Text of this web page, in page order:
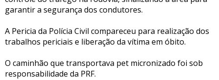
garantir a segurança dos condutores.
A Pericia da Polícia Civil compareceu para realização dos
trabalhos periciais e liberação da vítima em óbito.
O caminhão que transportava pet micronizado foi sob
responsabilidade da PRF.